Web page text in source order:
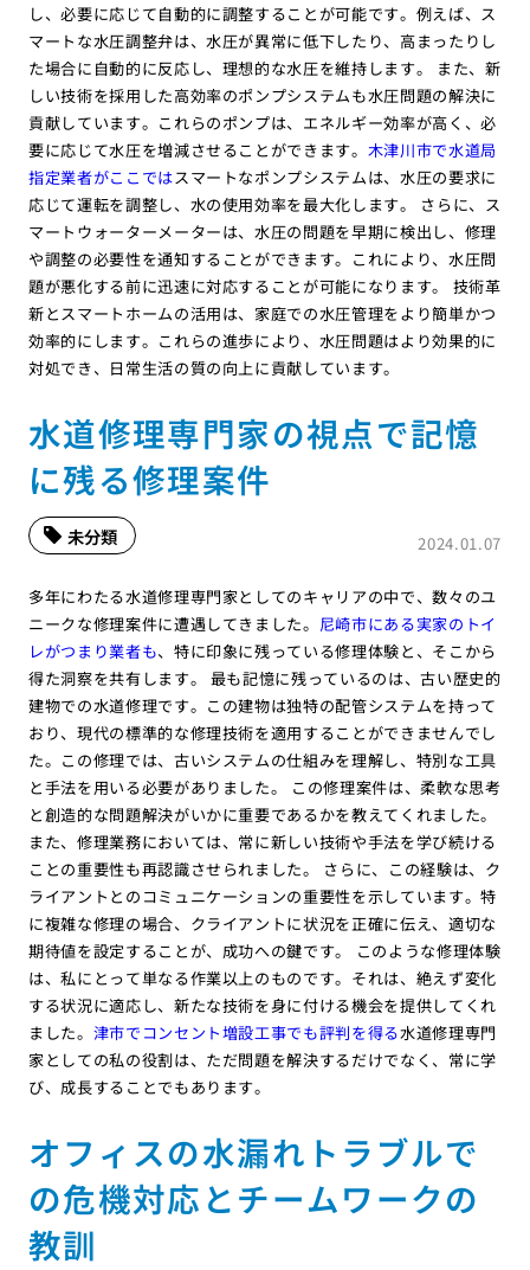
し、必要に応じて自動的に調整することが可能です。例えば、ス
マートな水圧調整弁は、水圧が異常に低下したり、高まったりし
た場合に自動的に反応し、理想的な水圧を維持します。 また、新
しい技術を採用した高効率のポンプシステムも水圧問題の解決に
貢献しています。これらのポンプは、エネルギー効率が高く、必
要に応じて水圧を増減させることができます。 木津川市で水道局
指定業者がここではスマートなポンプシステムは、水圧の要求に
応じて運転を調整し、水の使用効率を最大化します。 さらに、ス
マートウォーターメーターは、水圧の問題を早期に検出し、修理
や調整の必要性を通知することができます。これにより、水圧問
題が悪化する前に迅速に対応することが可能になります。 技術革
新とスマートホームの活用は、家庭での水圧管理をより簡単かつ
効率的にします。これらの進歩により、水圧問題はより効果的に
対処でき、日常生活の質の向上に貢献しています。
水道修理専門家の視点で記憶
に残る修理案件
2024.01.07
未分類
多年にわたる水道修理専門家としてのキャリアの中で、数々のユ
ニークな修理案件に遭遇してきました。 尼崎市にある実家のトイ
レがつまり業者も、特に印象に残っている修理体験と、そこから
得た洞察を共有します。 最も記憶に残っているのは、古い歴史的
建物での水道修理です。この建物は独特の配管システムを持って
おり、現代の標準的な修理技術を適用することができませんでし
た。この修理では、古いシステムの仕組みを理解し、特別な工具
と手法を用いる必要がありました。 この修理案件は、柔軟な思考
と創造的な問題解決がいかに重要であるかを教えてくれました。
また、修理業務においては、常に新しい技術や手法を学び続ける
ことの重要性も再認識させられました。 さらに、この経験は、ク
ライアントとのコミュニケーションの重要性を示しています。特
に複雑な修理の場合、クライアントに状況を正確に伝え、適切な
期待値を設定することが、成功への鍵です。 このような修理体験
は、私にとって単なる作業以上のものです。それは、絶えず変化
する状況に適応し、新たな技術を身に付ける機会を提供してくれ
ました。 津市でコンセント増設工事でも評判を得る水道修理専門
家としての私の役割は、ただ問題を解決するだけでなく、常に学
び、成長することでもあります。
オフィスの水漏れトラブルで
の危機対応とチームワークの
教訓